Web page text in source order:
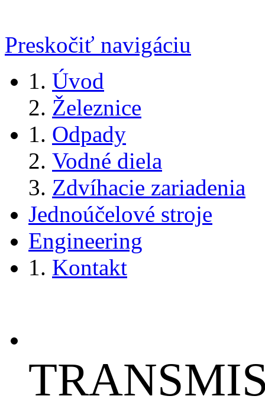
Preskočiť navigáciu
Úvod
Železnice
Odpady
Vodné diela
Zdvíhacie zariadenia
Jednoúčelové stroje
Engineering
Kontakt